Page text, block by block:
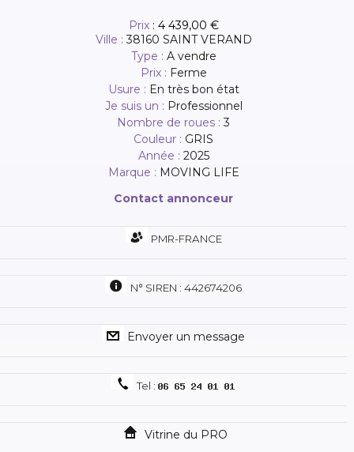
- guidon rembourré en cuir pu pour une prise en main
confortable et sûre
- 12cm de garde au sol
- erb (electric release brake) pour un freinage plus sûr
- frein à disque avant pour plus de sécurité
- la roue libre (mode neutre) permet de rouler lorsque la
batterie est vide
dimensions :
● largeur : 42 cm
● poids : 32 kg
● poids maximum de l'utilisateur : 120 kg
vous pouvez emporter avec vous dans le train ou dans l'avion.
possibilité d'essai dans nos locaux, sur rendez-vous.
nous restons à votre disposition pour tous renseignements
Prix: 4 439,00 €
Ville :38160 SAINT VERAND
Type : A vendre
Prix : Ferme
Usure : En très bon état
Je suis un : Professionnel
Nombre de roues :3
Couleur : GRIS
Année : 2025
Marque : MOVING LIFE
Contact annonceur
PMR-FRANCE
N° SIREN : 442674206
Envoyer un message
Tel :
Vitrine du PRO